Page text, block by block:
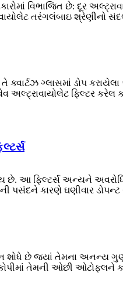
વિભાજિત છે: દૂર
તરંગલંબાઇ શ્રેણીનો
ક્વાર્ટઝ ગ્લાસમાં ડોપ
ફિલ્ટર કરેલ
છે. આ ફિલ્ટર્સ અન્યને
કારણે ઘણીવાર ડોપન્ટ
શોધે છે જ્યાં તેમના અનન્ય
તેમની ઓછી ઓટોફ્લને